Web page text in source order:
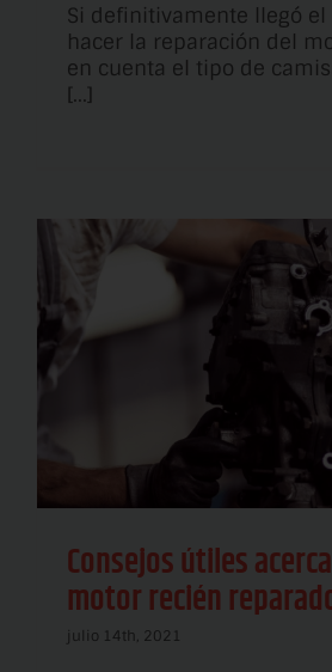
Si definitivamente llegó
hacer la reparación del
en cuenta el tipo de
[...]
Consejos útiles
motor recién
julio 14th, 2021